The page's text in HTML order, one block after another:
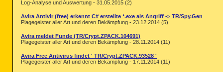
Log-Analyse und Auswertung - 31.05.2015 (2)
Avira Antivir (free) erkennt C# erstellte *.exe als Angriff -> TR/Spy.Gen
Plagegeister aller Art und deren Bekämpfung - 23.12.2014 (5)
Avira meldet Funde (TR/Crypt.ZPACK.104691)
Plagegeister aller Art und deren Bekämpfung - 28.11.2014 (11)
Avira Free Antivirus findet ' TR/Crypt.ZPACK.93528 '
Plagegeister aller Art und deren Bekämpfung - 17.11.2014 (11)